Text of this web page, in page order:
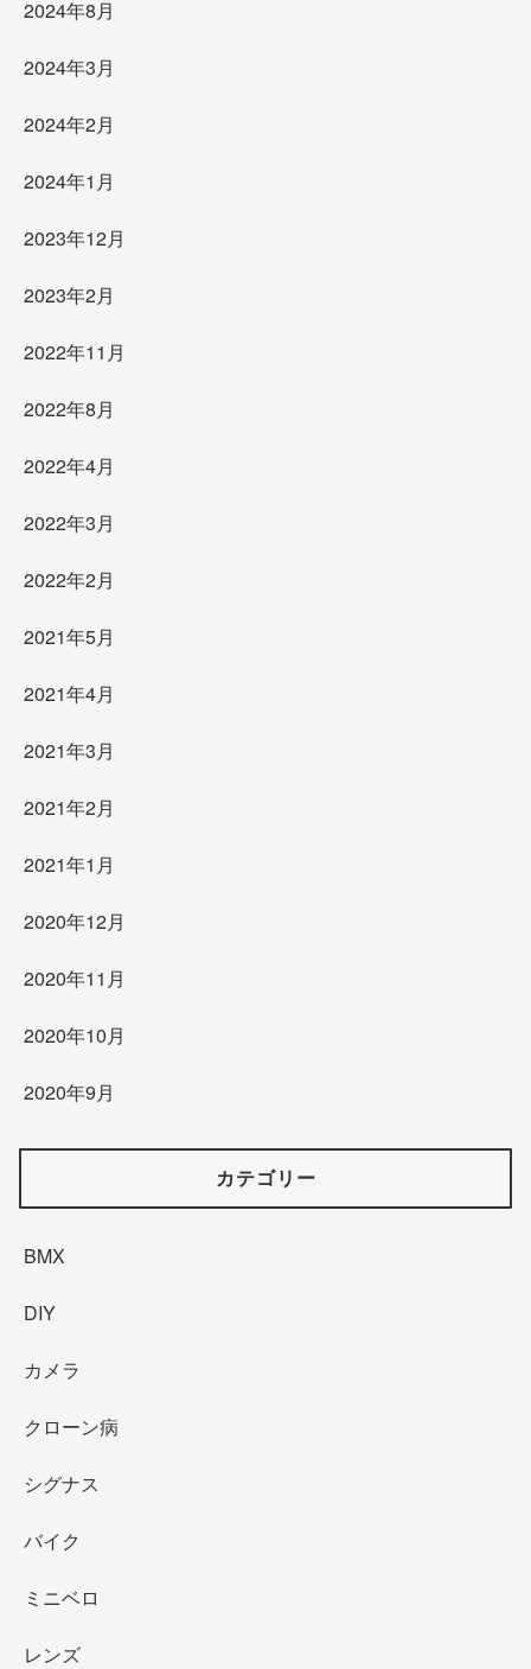
2024年8月
2024年3月
2024年2月
2024年1月
2023年12月
2023年2月
2022年11月
2022年8月
2022年4月
2022年3月
2022年2月
2021年5月
2021年4月
2021年3月
2021年2月
2021年1月
2020年12月
2020年11月
2020年10月
2020年9月
カテゴリー
BMX
DIY
カメラ
クローン病
シグナス
バイク
ミニベロ
レンズ